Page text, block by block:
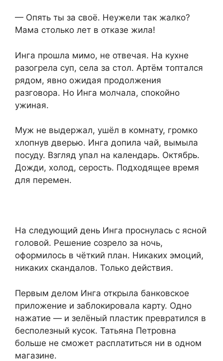
— Опять ты за своё. Неужели так жалко?
Мама столько лет в отказе жила!
Инга прошла мимо, не отвечая. На кухне
разогрела суп, села за стол. Артём топтался
рядом, явно ожидая продолжения
разговора. Но Инга молчала, спокойно
ужиная.
Муж не выдержал, ушёл в комнату, громко
хлопнув дверью. Инга допила чай, вымыла
посуду. Взгляд упал на календарь. Октябрь.
Дожди, холод, серость. Подходящее время
для перемен.
На следующий день Инга проснулась с ясной
головой. Решение созрело за ночь,
оформилось в чёткий план. Никаких эмоций,
никаких скандалов. Только действия.
Первым делом Инга открыла банковское
приложение и заблокировала карту. Одно
нажатие — и зелёный пластик превратился в
бесполезный кусок. Татьяна Петровна
больше не сможет расплатиться ни в одном
магазине.